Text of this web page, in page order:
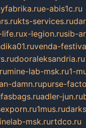
e-abis1c.ru
kts-services.ru
x-legion.rusib-
venda-
dooraleksandria.ru
mine-lab-msk.ru1-
damn.rupurse-
fasbags.ruadler-jun.ru
1mus.ru
msk.rurtdco.ru